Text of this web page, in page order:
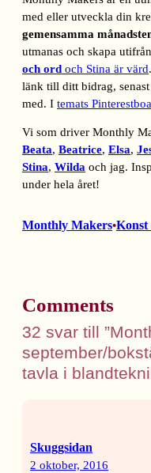
med eller utveckla din
gemensamma
utmanas och skapa
och ord och Stina är värd
länk till ditt bidrag,
med. I temats
Vi som driver Monthly
Beata, Beatrice, Elsa,
Stina, Wilda och jag.
under hela året!
Monthly Makers•Konst
Comments
32 svar till
september/
tavla i
Skuggsidan
2 oktober, 2016